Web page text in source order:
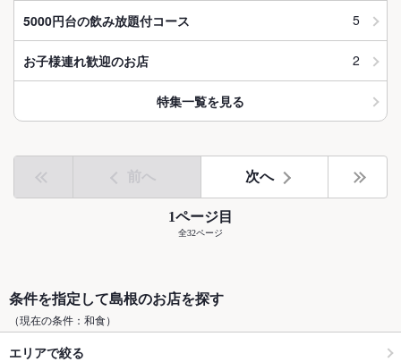
5000円台の飲み放題付コース 5
お子様連れ歓迎のお店 2
特集一覧を見る
前へ 次へ
1ページ目
全32ページ
条件を指定して島根のお店を探す
（現在の条件：和食）
エリアで絞る